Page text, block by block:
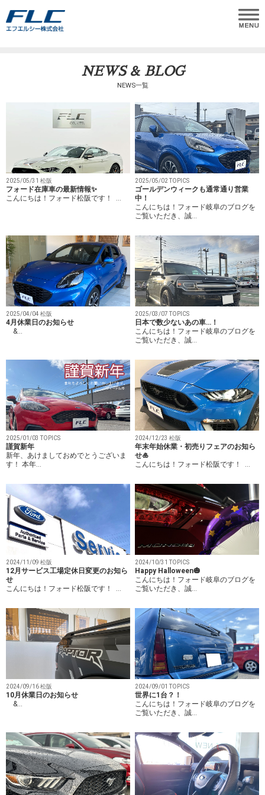
NEWS & BLOG
NEWS一覧
2025/05/31 松阪
フォード在庫車の最新情報✨
こんにちは！フォード松阪です！ …
2025/05/02 TOPICS
ゴールデンウィークも通常通り営業
中！
こんにちは！フォード岐阜のブログを
ご覧いただき、誠…
2025/04/04 松阪
4月休業日のお知らせ
&…
2025/03/07 TOPICS
日本で数少ないあの車…！
こんにちは！フォード岐阜のブログを
ご覧いただき、誠…
2025/01/03 TOPICS
謹賀新年
新年、あけましておめでとうございま
す！ 本年…
2024/12/23 松阪
年末年始休業・初売りフェアのお知ら
せ🎍
こんにちは！フォード松阪です！ …
2024/11/09 松阪
12月サービス工場定休日変更のお知ら
せ
こんにちは！フォード松阪です！ …
2024/10/31 TOPICS
Happy Halloween🎃
こんにちは！フォード岐阜のブログを
ご覧いただき、誠…
2024/09/16 松阪
10月休業日のお知らせ
&…
2024/09/01 TOPICS
世界に1台？！
こんにちは！フォード岐阜のブログを
ご覧いただき、誠…